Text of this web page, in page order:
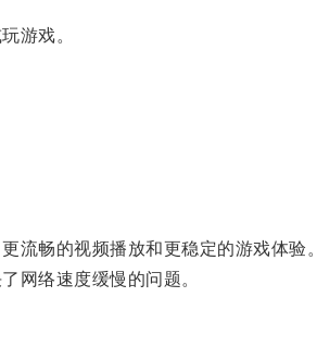
游戏。
畅的视频播放和更稳定的游戏体验。
网络速度缓慢的问题。